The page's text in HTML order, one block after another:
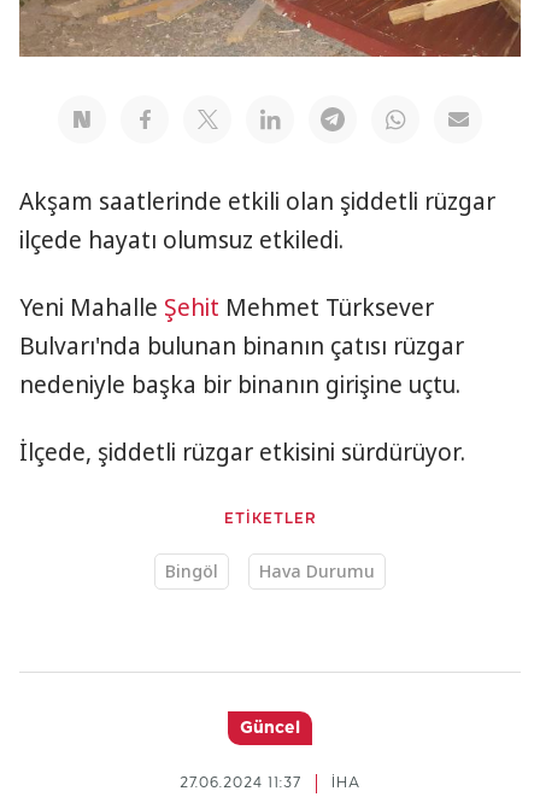
Akşam saatlerinde etkili olan şiddetli rüzgar
ilçede hayatı olumsuz etkiledi.
Yeni Mahalle Şehit Mehmet Türksever
Bulvarı'nda bulunan binanın çatısı rüzgar
nedeniyle başka bir binanın girişine uçtu.
İlçede, şiddetli rüzgar etkisini sürdürüyor.
ETİKETLER
Bingöl Hava Durumu
Güncel
İHA
27.06.2024 11:37